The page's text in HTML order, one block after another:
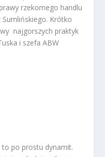
rzekomego handlu
Krótko
najgorszych praktyk
i szefa ABW
to po prostu dynamit.